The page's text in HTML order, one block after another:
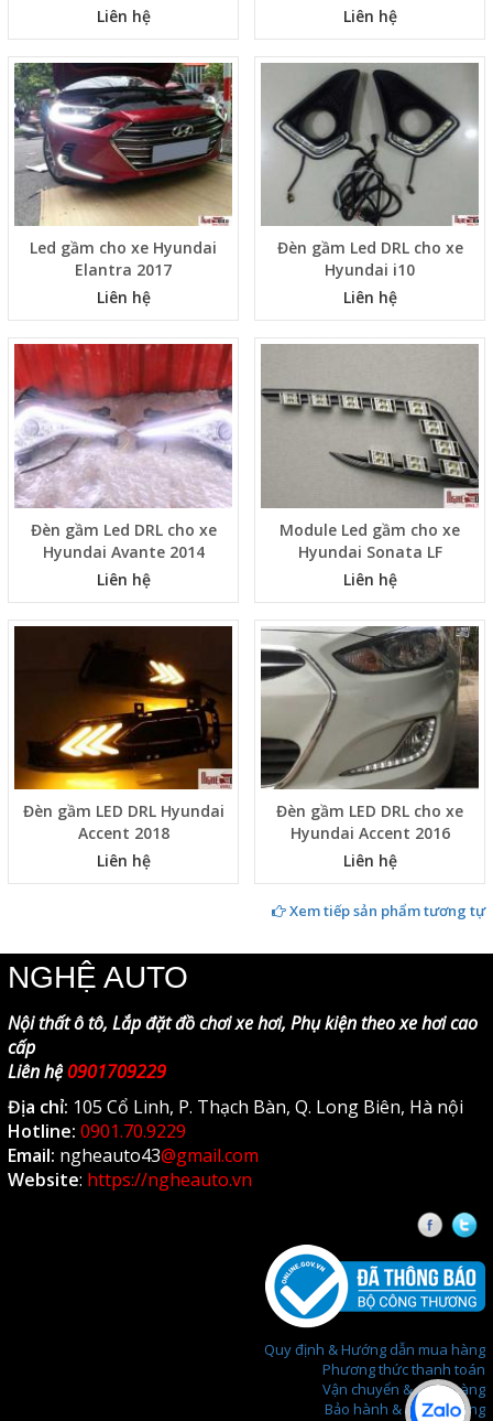
Liên hệ
Liên hệ
Led gầm cho xe Hyundai
Elantra 2017
Liên hệ
Đèn gầm Led DRL cho xe
Hyundai i10
Liên hệ
Đèn gầm Led DRL cho xe
Hyundai Avante 2014
Liên hệ
Module Led gầm cho xe
Hyundai Sonata LF
Liên hệ
Đèn gầm LED DRL Hyundai
Accent 2018
Liên hệ
Đèn gầm LED DRL cho xe
Hyundai Accent 2016
Liên hệ
Xem tiếp sản phẩm tương tự
NGHỆ AUTO
Nội thất ô tô, Lắp đặt đồ chơi xe hơi, Phụ kiện theo xe hơi cao
cấp
Liên hệ 0901709229
Địa chỉ: 105 Cổ Linh, P. Thạch Bàn, Q. Long Biên, Hà nội
Hotline: 0901.70.9229
Email: ngheauto43@gmail.com
Website: https://ngheauto.vn
Quy định & Hướng dẫn mua hàng
Phương thức thanh toán
Vận chuyển & Giao hàng
Bảo hành & Đổi trả hàng